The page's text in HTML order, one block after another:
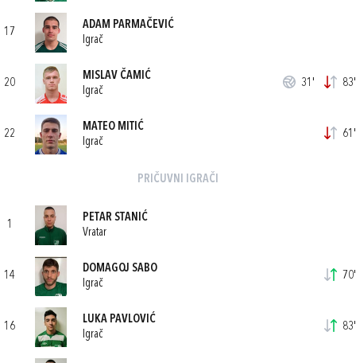
17
ADAM PARMAČEVIĆ
Igrač
20
MISLAV ČAMIĆ
Igrač
31' 83'
22
MATEO MITIĆ
Igrač
61'
PRIČUVNI IGRAČI
1
PETAR STANIĆ
Vratar
14
DOMAGOJ SABO
Igrač
70'
16
LUKA PAVLOVIĆ
Igrač
83'